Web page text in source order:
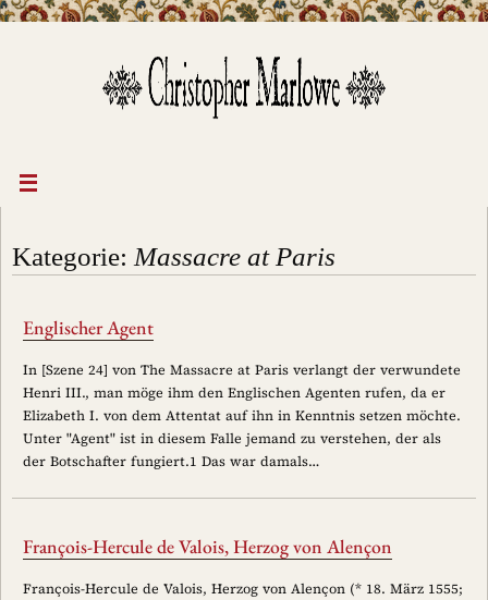
Kategorie: Massacre at Paris
Englischer Agent
In [Szene 24] von The Massacre at Paris verlangt der verwundete
Henri III., man möge ihm den Englischen Agenten rufen, da er
Elizabeth I. von dem Attentat auf ihn in Kenntnis setzen möchte.
Unter "Agent" ist in diesem Falle jemand zu verstehen, der als
der Botschafter fungiert.1 Das war damals…
François-Hercule de Valois, Herzog von Alençon
François-Hercule de Valois, Herzog von Alençon (* 18. März 1555;